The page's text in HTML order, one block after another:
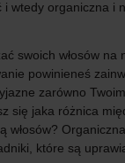
i wtedy organiczna i
swoich włosów na
powinieneś
zarówno
się jaka różnica
włosów?
które są